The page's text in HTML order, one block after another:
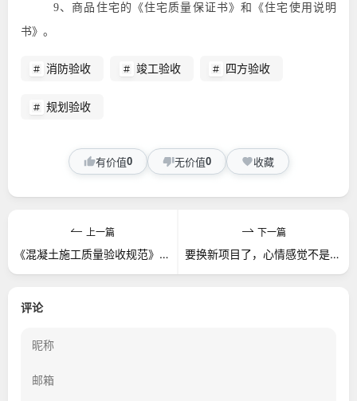
9、商品住宅的《住宅质量保证书》和《住宅使用说明
书》。
消防验收 竣工验收 四方验收
规划验收
有价值0 无价值0 收藏
上一篇
《混凝土施工质量验收规范》2011年局部修订内容和注意事项
下一篇
要换新项目了，心情感觉不是很好
评论